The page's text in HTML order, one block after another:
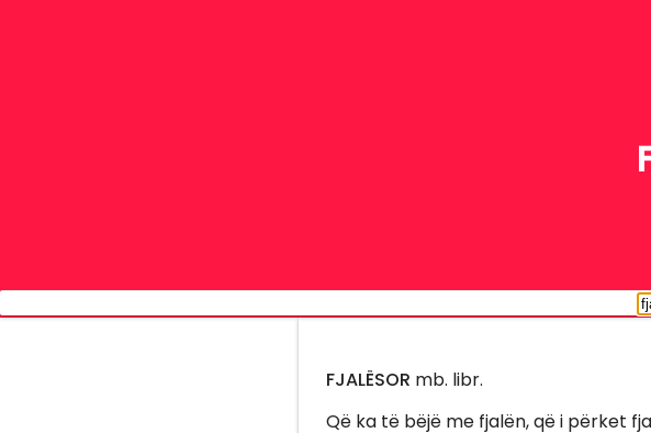
FJALËSOR mb. libr.
Që ka të bëjë me fjalën, që i përket